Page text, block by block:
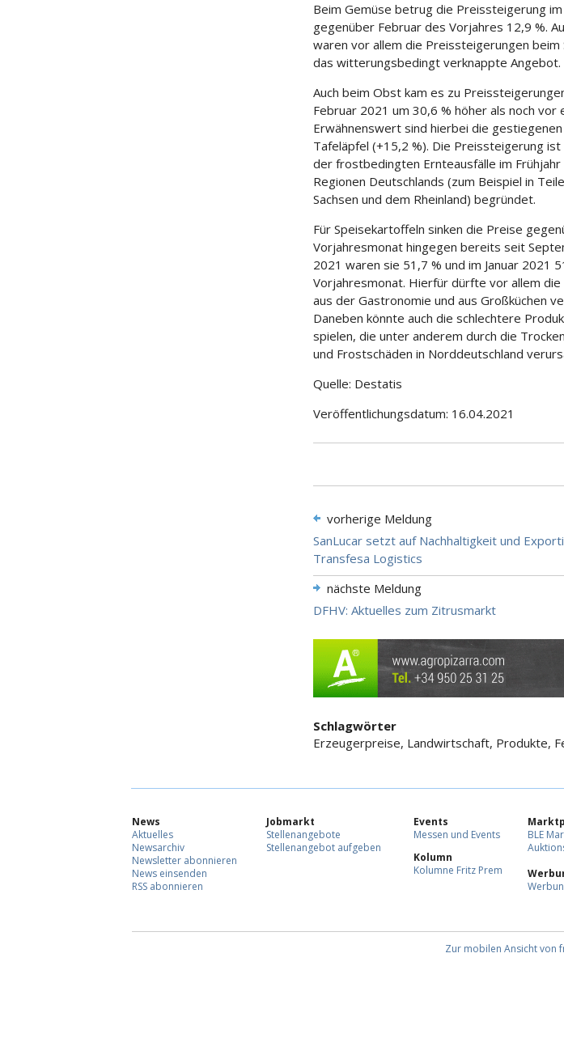
Beim Gemüse betrug die Preissteigerung
gegenüber Februar des Vorjahres 12,9 %.
waren vor allem die Preissteigerungen beim
das witterungsbedingt verknappte Angebot.
Auch beim Obst kam es zu
Februar 2021 um 30,6 % höher als noch vor
Erwähnenswert sind hierbei die
Tafeläpfel (+15,2 %). Die Preissteigerung ist
der frostbedingten Ernteausfälle im Frühjahr
Regionen Deutschlands (zum Beispiel in
Sachsen und dem Rheinland) begründet.
Für Speisekartoffeln sinken die Preise
Vorjahresmonat hingegen bereits seit
2021 waren sie 51,7 % und im Januar 2021
Vorjahresmonat. Hierfür dürfte vor allem die
aus der Gastronomie und aus Großküchen
Daneben könnte auch die schlechtere
spielen, die unter anderem durch die
und Frostschäden in Norddeutschland
Quelle: Destatis
Veröffentlichungsdatum: 16.04.2021
vorherige Meldung
SanLucar setzt auf Nachhaltigkeit und
Transfesa Logistics
nächste Meldung
DFHV: Aktuelles zum Zitrusmarkt
Schlagwörter
Erzeugerpreise, Landwirtschaft, Produkte,
News
Aktuelles
Newsarchiv
Newsletter abonnieren
News einsenden
RSS abonnieren
Jobmarkt
Stellenangebote
Stellenangebot aufgeben
Events
Messen und Events
Kolumn
Kolumne Fritz Prem
BLE
Zur mobilen Ansicht von